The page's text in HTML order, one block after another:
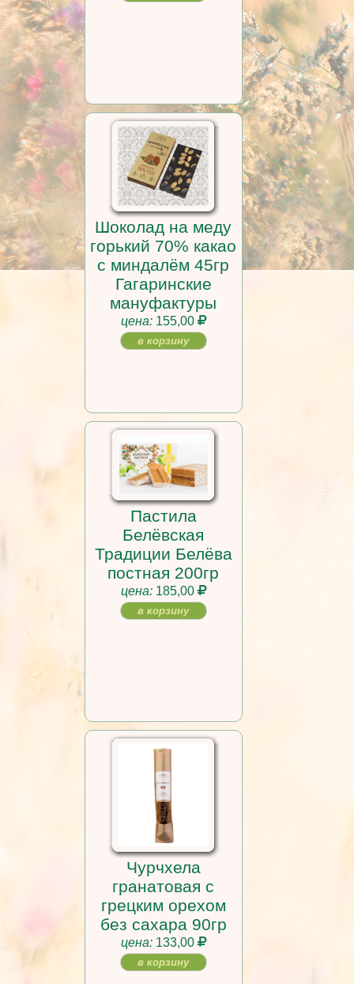
Шоколад на меду
горький 70% какао
с миндалём 45гр
Гагаринские
мануфактуры
цена:155,00
в корзину
Пастила
Белёвская
Традиции Белёва
постная 200гр
цена:185,00
в корзину
Чурчхела
гранатовая с
грецким орехом
без сахара 90гр
цена:133,00
в корзину